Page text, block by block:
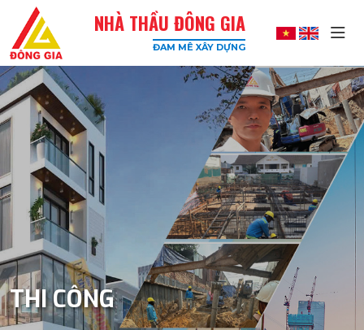
Đông
Gia
-
Công
Xây
Dựng
Uy
Tín,
Chất
Lượng
Cao
NHÀ THẦU ĐÔNG GIA
ĐAM MÊ XÂY DỰNG
THI CÔNG